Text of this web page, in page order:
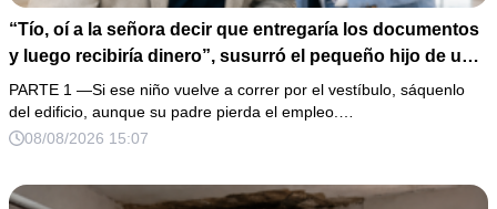
“Tío, oí a la señora decir que entregaría los documentos
y luego recibiría dinero”, susurró el pequeño hijo de un
empleado. No la confronté; preparé una cita vigilada, una
memoria USB y agentes esperando en el restaurante.
Todo parecía una trampa perfecta, hasta que mi hija
mucho más poderoso.
PARTE 1 —Si ese niño vuelve a correr por el vestíbulo, sáquenlo
del edificio, aunque su padre pierda el empleo.…
08/08/2026 15:07